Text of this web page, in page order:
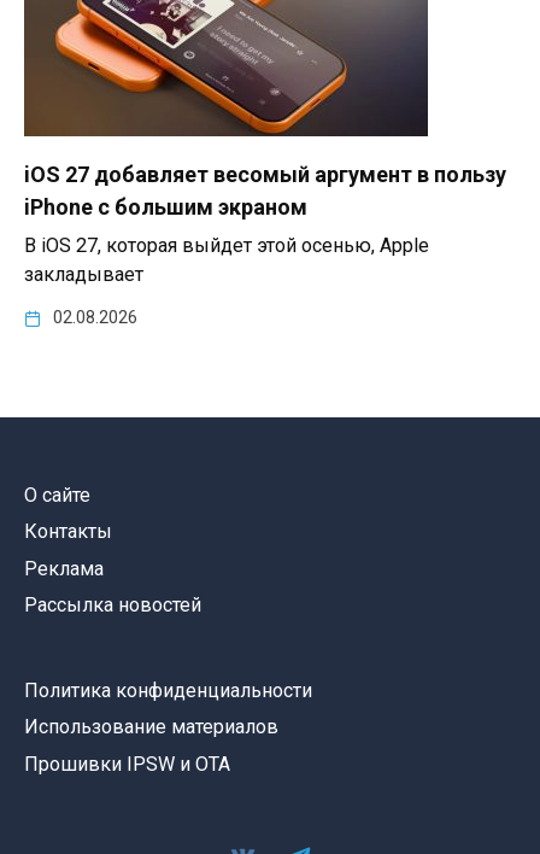
iOS 27 добавляет весомый аргумент в пользу
iPhone с большим экраном
В iOS 27, которая выйдет этой осенью, Apple
закладывает
02.08.2026
О сайте
Контакты
Реклама
Рассылка новостей
Политика конфиденциальности
Использование материалов
Прошивки IPSW и OTA